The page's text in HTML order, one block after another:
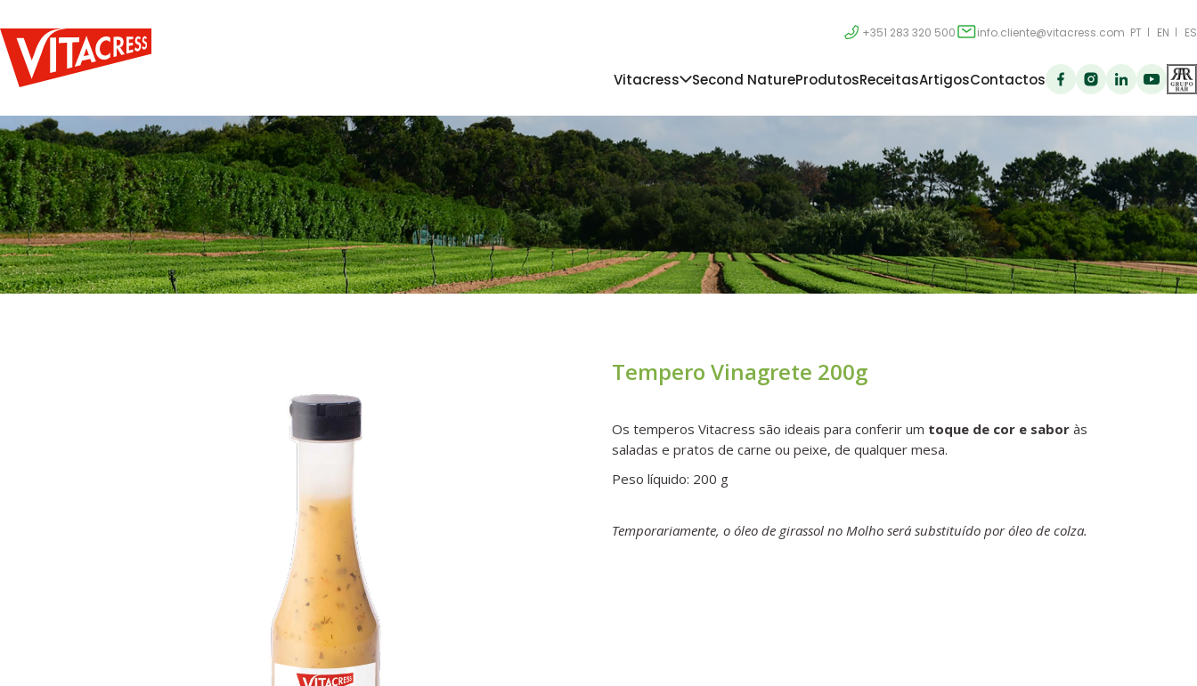
+351 283 320 500 info.cliente@vitacress.com PT EN ES
Vitacress Second NatureProdutosReceitasArtigosContactos
Tempero Vinagrete 200g
Os temperos Vitacress são ideais para conferir um toque de cor e sabor às
saladas e pratos de carne ou peixe, de qualquer mesa.
Peso líquido: 200 g
Temporariamente, o óleo de girassol no Molho será substituído por óleo de colza.